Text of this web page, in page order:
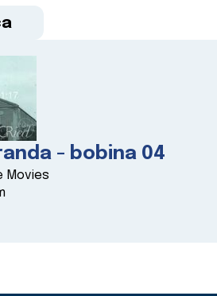
- bobina 04
Movies